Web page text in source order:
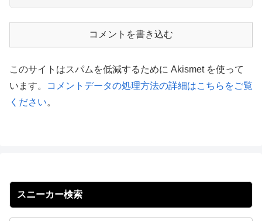
コメントを書き込む
このサイトはスパムを低減するために Akismet を使って
います。
コメントデータの処理方法の詳細はこちらをご覧
ください。
スニーカー検索